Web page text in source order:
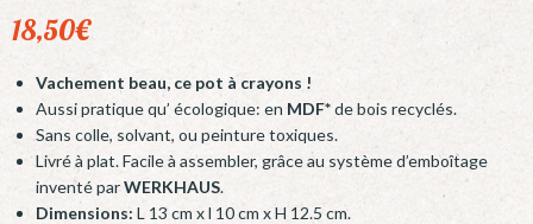
18,50€
Vachement beau, ce pot à crayons !
Aussi pratique qu’ écologique: en MDF*de bois recyclés.
Sans colle, solvant, ou peinture toxiques.
Livré à plat. Facile à assembler, grâce au système d’emboîtage
inventé parWERKHAUS.
Dimensions: L 13 cm x l 10 cm x H 12.5 cm.